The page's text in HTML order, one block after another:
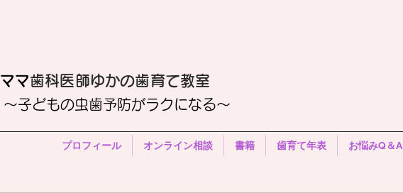
​ママ歯科医師ゆかの歯育て教室
〜子どもの虫歯予防がラクになる〜
プロフィール オンライン相談 書籍 歯育て年表 お悩みQ＆A